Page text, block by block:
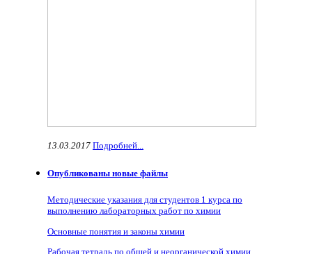
13.03.2017 Подробней...
Опубликованы новые файлы
Методические указания для студентов 1 курса по
выполнению лабораторных работ по химии
Основные понятия и законы химии
Рабочая тетрадь по общей и неорганической химии